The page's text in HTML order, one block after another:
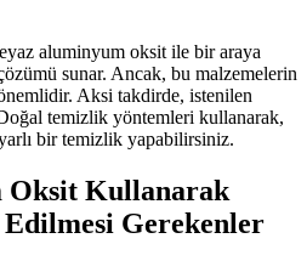
aluminyum oksit ile bir araya
sunar. Ancak, bu malzemelerin
Aksi takdirde, istenilen
temizlik yöntemleri kullanarak,
bir temizlik yapabilirsiniz.
Oksit Kullanarak
Gerekenler